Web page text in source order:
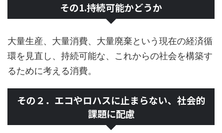
その1.持続可能かどうか
大量生産、大量消費、大量廃棄という現在の経済循
環を見直し、持続可能な、これからの社会を構築す
るために考える消費。
その２．エコやロハスに止まらない、社会的
課題に配慮